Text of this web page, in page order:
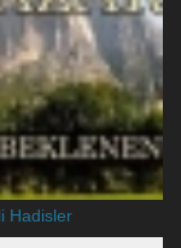
Hadisler